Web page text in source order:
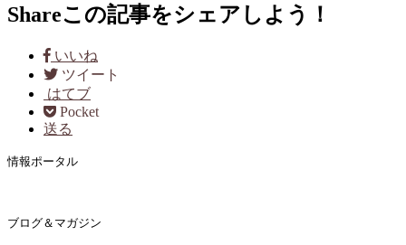
Shareこの記事をシェアしよう！
いいね
ツイート
はてブ
Pocket
送る
情報ポータル
ブログ＆マガジン